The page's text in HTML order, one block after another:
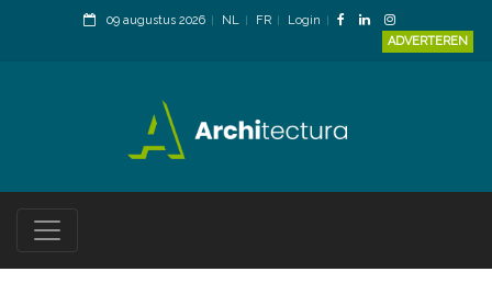
09 augustus 2026 NL FR
Login
ADVERTEREN